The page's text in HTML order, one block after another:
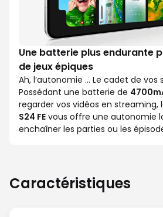
Une batterie plus endurante
de jeux épiques
Ah, l’autonomie … Le cadet de vos
Possédant une batterie de
regarder vos vidéos en streaming,
S24 FE vous offre une autonomie
enchaîner les parties ou les
Caractéristiques